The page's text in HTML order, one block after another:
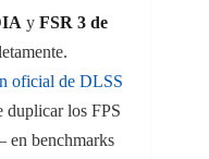
y FSR 3 de
oficial de DLSS
duplicar los FPS
en benchmarks